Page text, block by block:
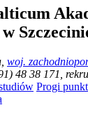
woj.
48 38 171,
Progi